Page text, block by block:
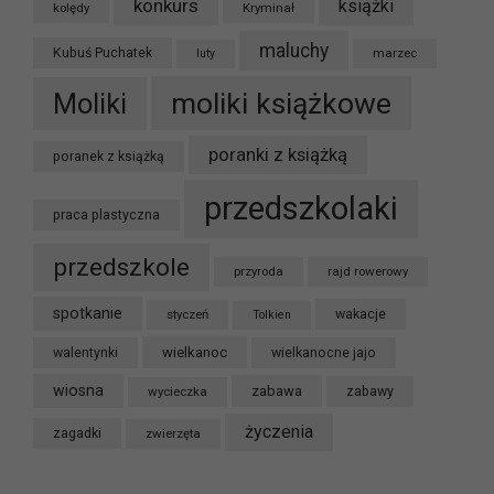
kolędy konkurs Kryminał książki
Kubuś Puchatek luty maluchy marzec
Moliki moliki książkowe
poranek z książką poranki z książką
praca plastyczna przedszkolaki
przedszkole przyroda rajd rowerowy
spotkanie styczeń Tolkien wakacje
walentynki wielkanoc wielkanocne jajo
wiosna wycieczka zabawa zabawy
zagadki zwierzęta życzenia